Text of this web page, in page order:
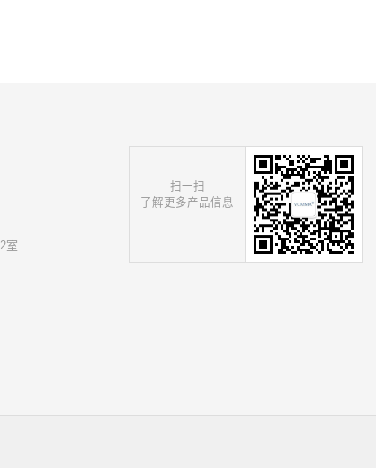
室
扫一扫
了解更多产品信息